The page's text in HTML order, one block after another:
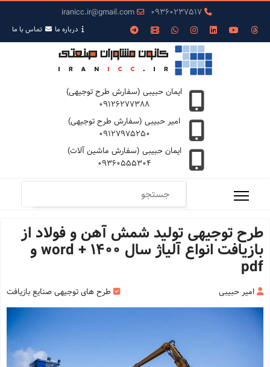
09360237517
iranicc.ir@gmail.com
درباره ما تمـاس با ما
ایمان حبیبی (سفارش طرح توجیهی)
09126277388
امیر حبیبی (سفارش طرح توجیهی)
09127975250
ایمان حبیبی (سفارش ماشین آلات)
09360555304
طرح توجیهی تولید شمش آهن و فولاد از
بازیافت انواع آلیاژ سال 1400 + word و
pdf
امیر حبیبی طرح های توجیهی صنایع بازیافت